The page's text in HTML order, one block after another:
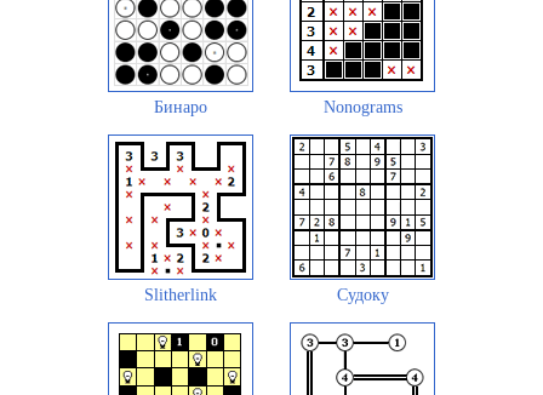
Бинаро Nonograms
Slitherlink Судоку